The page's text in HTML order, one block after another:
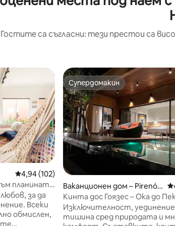
Гостите са съгласни: тези престои са
Средна оценка: 4,94 от 5, 102 отзива
4,94 (102)
планината
за да
Всеки
обмислен,
Супердомакин
Супердомакин
Ваканционен дом – Pirenóp
olis
Кинта дос Гоязес – Ока до
Изключителност,
тишина сред природата и